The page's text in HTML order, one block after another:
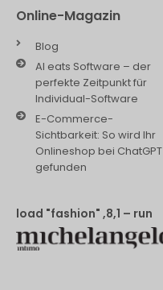
Online-Magazin
Blog
AI eats Software – der
perfekte Zeitpunkt für
Individual-Software
E-Commerce-
Sichtbarkeit: So wird Ihr
Onlineshop bei ChatGPT
gefunden
load "fashion" ,8,1 – run